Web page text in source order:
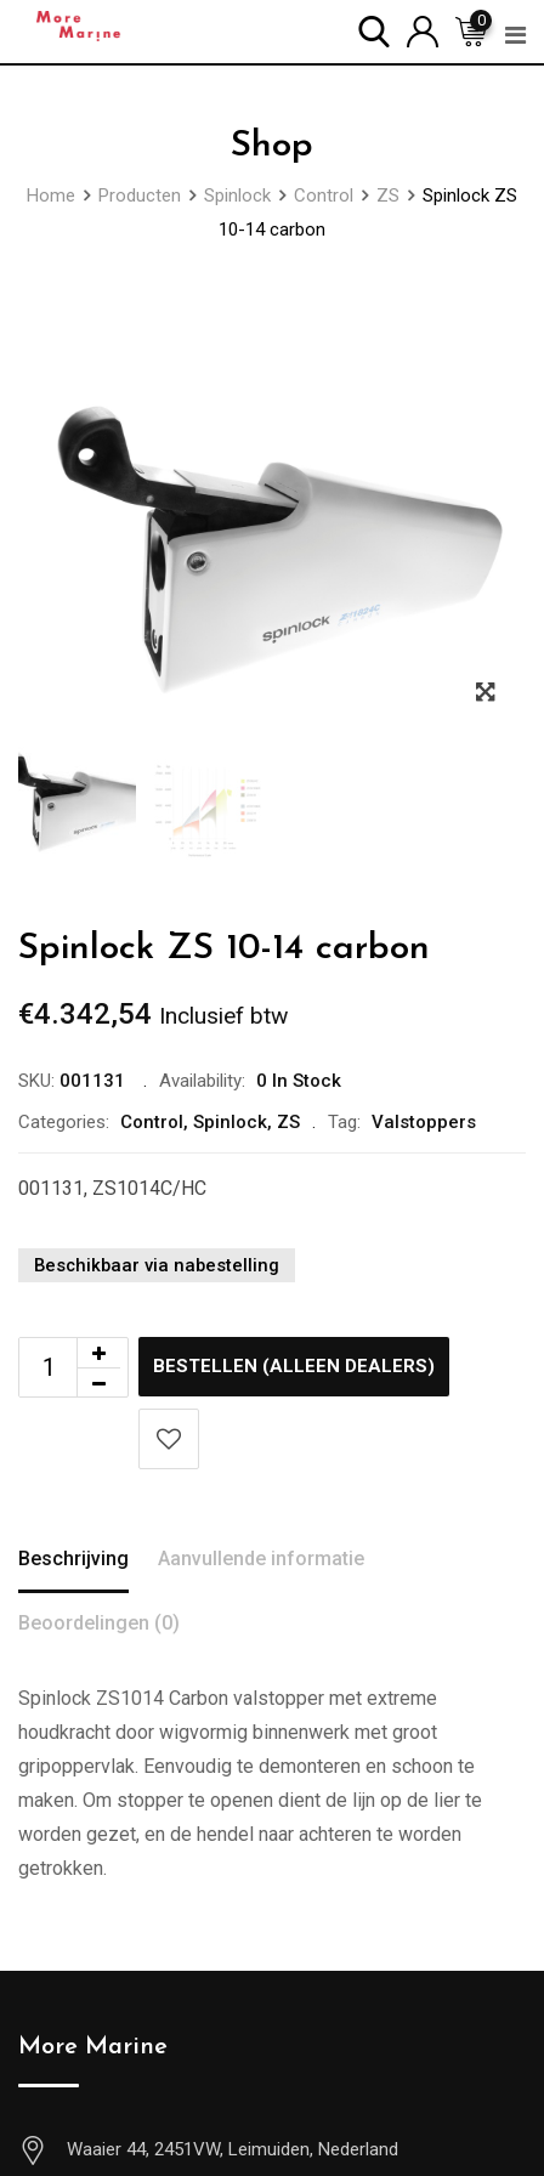
0
Shop
Home Producten Spinlock Control ZS
Spinlock ZS
10-14 carbon
Spinlock ZS 10-14 carbon
€4.342,54 Inclusief btw
SKU: 001131 Availability:
0 In Stock
Categories:
Control, Spinlock, ZS Tag: Valstoppers
001131, ZS1014C/HC
Beschikbaar via nabestelling
BESTELLEN (ALLEEN DEALERS)
Beschrijving Aanvullende informatie
Beoordelingen (0)
Spinlock ZS1014 Carbon valstopper met extreme
houdkracht door wigvormig binnenwerk met groot
gripoppervlak. Eenvoudig te demonteren en schoon te
maken. Om stopper te openen dient de lijn op de lier te
worden gezet, en de hendel naar achteren te worden
getrokken.
More Marine
Waaier 44, 2451VW, Leimuiden, Nederland